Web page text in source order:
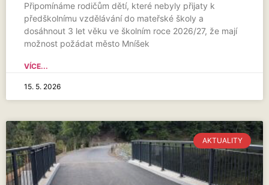
Připomínáme rodičům dětí, které nebyly přijaty k
předškolnímu vzdělávání do mateřské školy a
dosáhnout 3 let věku ve školním roce 2026/27, že mají
možnost požádat město Mníšek
VÍCE...
15. 5. 2026
AKTUALITY